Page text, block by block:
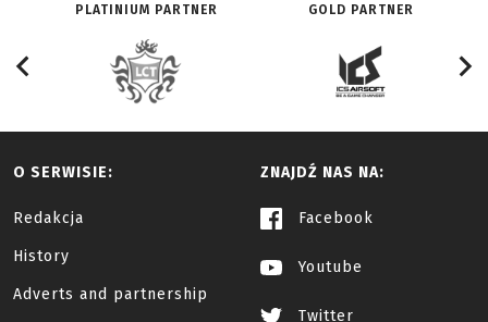
PLATINIUM PARTNER GOLD PARTNER
O SERWISIE:
Redakcja
History
Adverts and partnership
ZNAJDŹ NAS NA:
Facebook
Youtube
Twitter